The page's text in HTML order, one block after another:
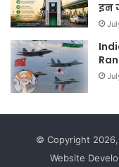
इन
© Copyright
Website